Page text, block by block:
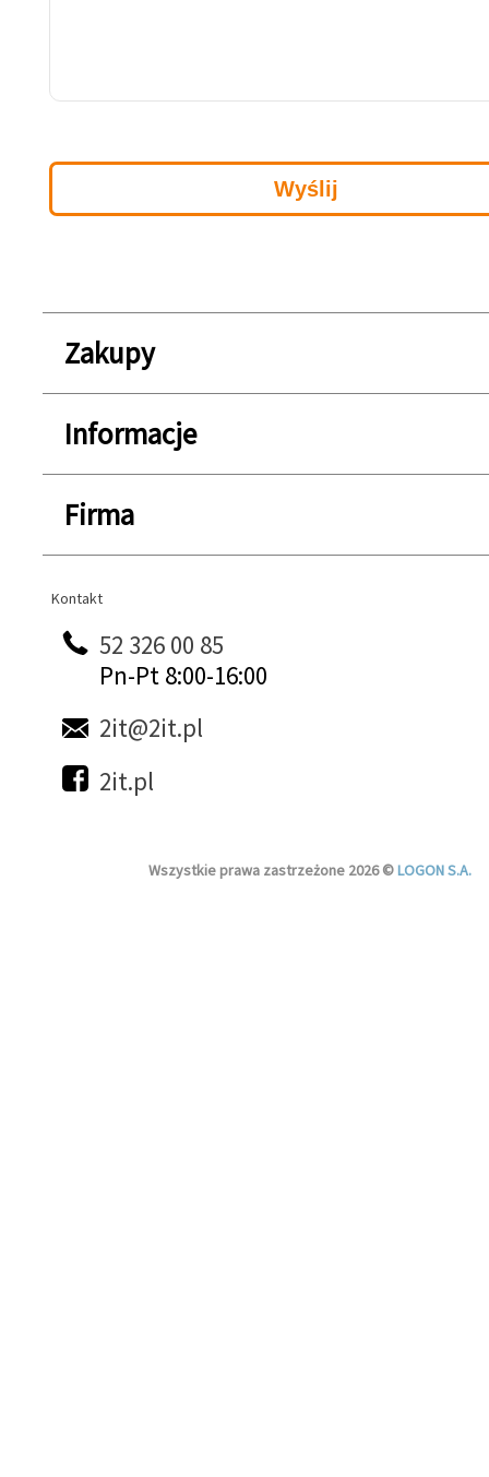
Zakupy
Informacje
Firma
Kontakt
Kontakt
52 326 00 85
Pn-Pt 8:00-16:00
2it@2it.pl
2it.pl
Wszystkie prawa zastrzeżone 2026 ©LOGON S.A.